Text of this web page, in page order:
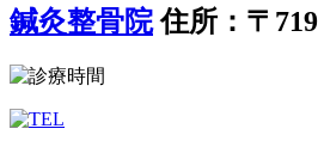
鍼灸整骨院 住所：〒